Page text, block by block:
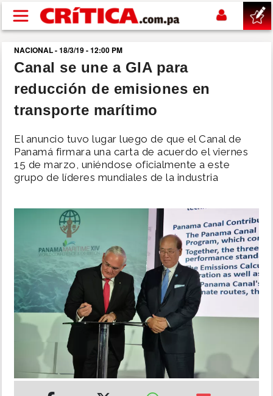
Pasar al contenido principal
buscar
SUCESOS
POLÍTICA
MUNDO
INSÓLITAS
NACIONAL - 18/3/19 - 12:00 PM
Canal se une a GIA para
reducción de emisiones en
transporte marítimo
El anuncio tuvo lugar luego de que el Canal de
Panamá firmara una carta de acuerdo el viernes
15 de marzo, uniéndose oficialmente a este
grupo de líderes mundiales de la industria